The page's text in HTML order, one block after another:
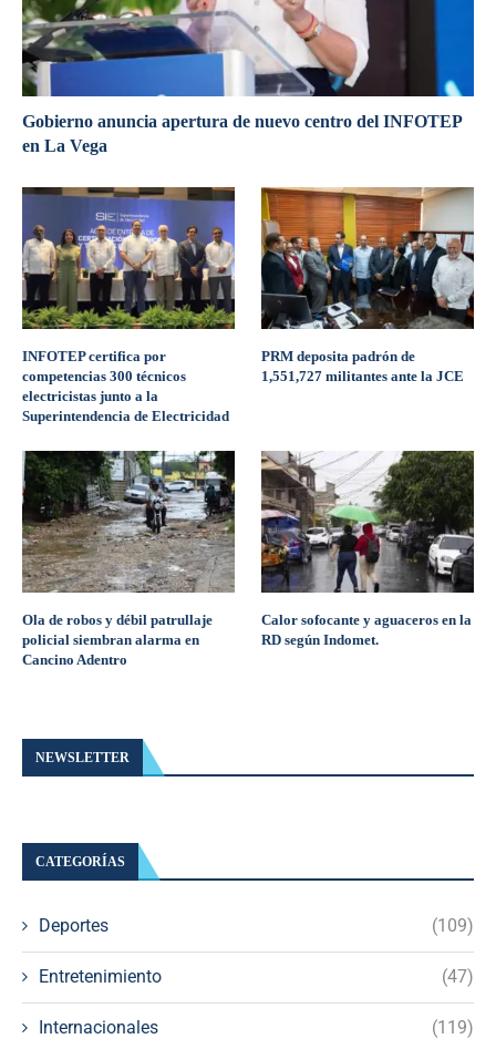
Gobierno anuncia apertura de nuevo centro del INFOTEP
en La Vega
INFOTEP certifica por
competencias 300 técnicos
electricistas junto a la
Superintendencia de Electricidad
PRM deposita padrón de
1,551,727 militantes ante la JCE
Ola de robos y débil patrullaje
policial siembran alarma en
Cancino Adentro
Calor sofocante y aguaceros en la
RD según Indomet.
NEWSLETTER
CATEGORÍAS
Deportes (109)
Entretenimiento (47)
Internacionales (119)